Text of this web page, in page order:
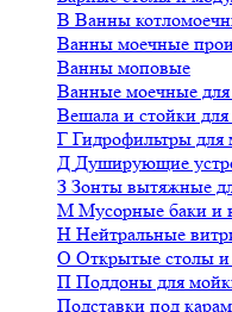
В Ванны
Ванны моечные
Ванны моповые
Ванные моечные для
Вешала и стойки
Г Гидрофильтры для
Д Душирующие
З Зонты вытяжные
М Мусорные баки и
Н Нейтральные
О Открытые столы
П Поддоны для
Подставки под